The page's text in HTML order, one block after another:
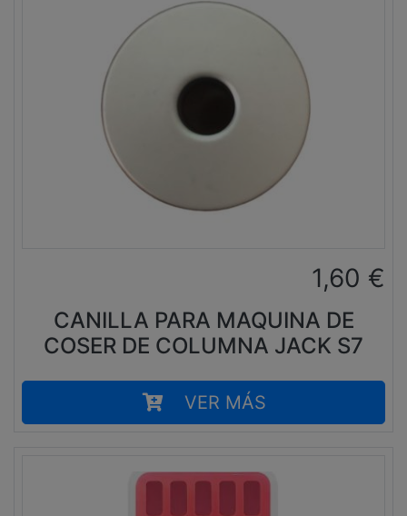
1,60 €
CANILLA PARA MAQUINA DE
COSER DE COLUMNA JACK S7
VER MÁS